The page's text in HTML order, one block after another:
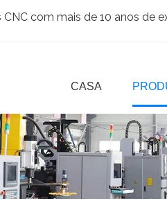
com mais de 10 anos de
CASA